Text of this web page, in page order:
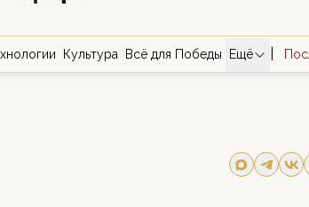
Культура Всё для Победы Ещё